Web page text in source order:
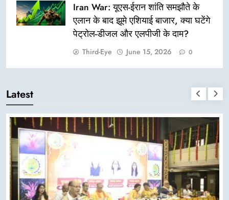
Iran War: यूएस-ईरान शांति समझौते के
एलान के बाद झूमे एशियाई बाजार, क्या घटेंगे
पेट्रोल-डीजल और एलपीजी के दाम?
Third-Eye June 15, 2026 0
Latest